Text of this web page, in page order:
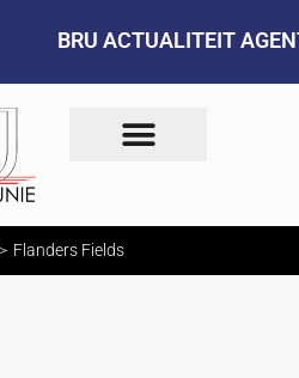
BRU ACTUALITEIT
Flanders Fields